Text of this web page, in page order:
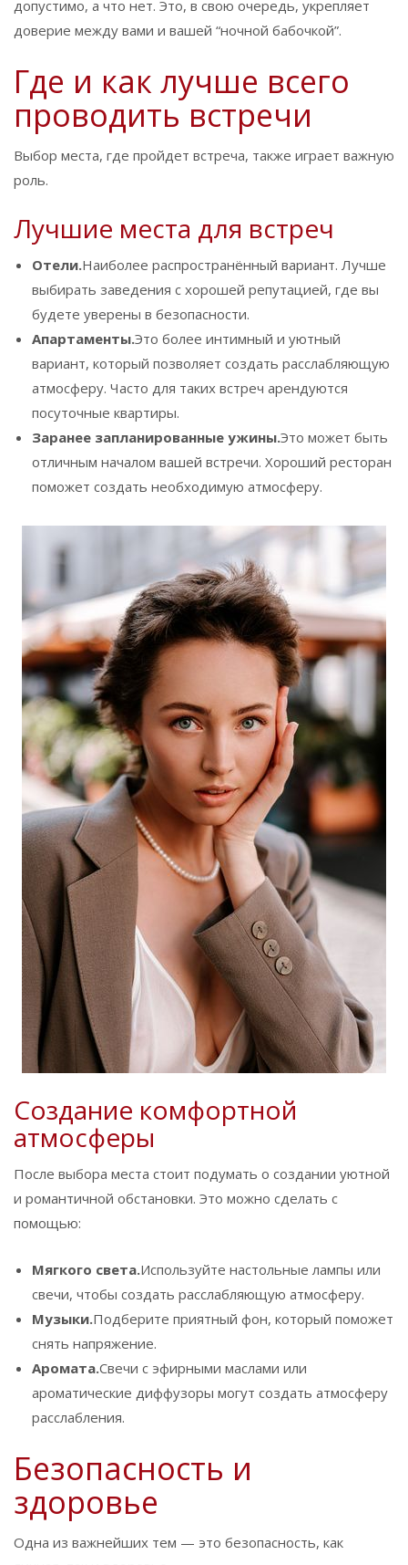
допустимо, а что нет. Это, в свою очередь, укрепляет
доверие между вами и вашей “ночной бабочкой”.
Где и как лучше всего
проводить встречи
Выбор места, где пройдет встреча, также играет важную
роль.
Лучшие места для встреч
Отели.Наиболее распространённый вариант. Лучше
выбирать заведения с хорошей репутацией, где вы
будете уверены в безопасности.
Апартаменты.Это более интимный и уютный
вариант, который позволяет создать расслабляющую
атмосферу. Часто для таких встреч арендуются
посуточные квартиры.
Заранее запланированные ужины.Это может быть
отличным началом вашей встречи. Хороший ресторан
поможет создать необходимую атмосферу.
Создание комфортной
атмосферы
После выбора места стоит подумать о создании уютной
и романтичной обстановки. Это можно сделать с
помощью:
Мягкого света.Используйте настольные лампы или
свечи, чтобы создать расслабляющую атмосферу.
Музыки.Подберите приятный фон, который поможет
снять напряжение.
Аромата.Свечи с эфирными маслами или
ароматические диффузоры могут создать атмосферу
расслабления.
Безопасность и
здоровье
Одна из важнейших тем — это безопасность, как